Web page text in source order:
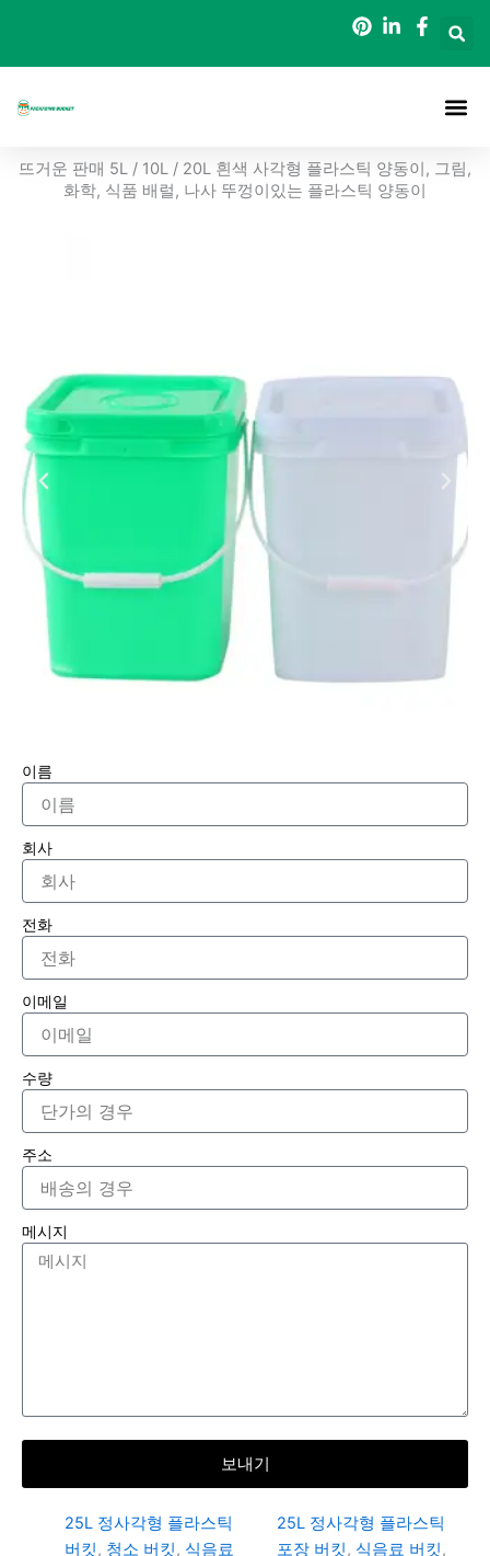
츠
뜨거운 판매 5L / 10L / 20L 흰색 사각형 플라스틱 양동이, 그림,
화학, 식품 배럴, 나사 뚜껑이있는 플라스틱 양동이
이름
회사
전화
이메일
수량
주소
메시지
보내기
25L 정사각형 플라스틱
버킷, 청소 버킷, 식음료
25L 정사각형 플라스틱
포장 버킷, 식음료 버킷,